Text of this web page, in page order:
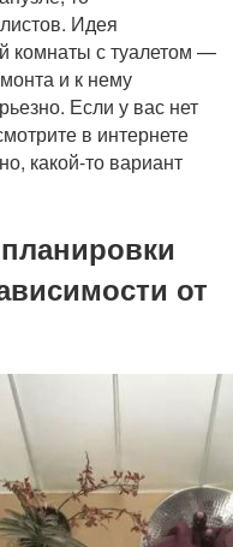
Идея
комнаты с туалетом —
и к нему
Если у вас нет
в интернете
какой-то вариант
от